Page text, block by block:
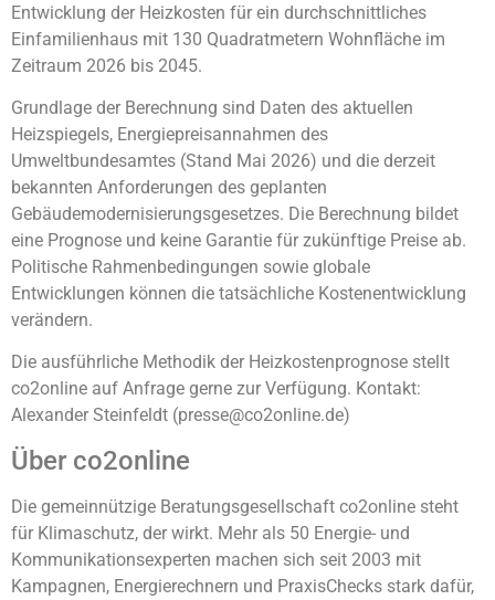
Entwicklung der Heizkosten für ein durchschnittliches
Einfamilienhaus mit 130 Quadratmetern Wohnfläche im
Zeitraum 2026 bis 2045.
Grundlage der Berechnung sind Daten des aktuellen
Heizspiegels, Energiepreisannahmen des
Umweltbundesamtes (Stand Mai 2026) und die derzeit
bekannten Anforderungen des geplanten
Gebäudemodernisierungsgesetzes. Die Berechnung bildet
eine Prognose und keine Garantie für zukünftige Preise ab.
Politische Rahmenbedingungen sowie globale
Entwicklungen können die tatsächliche Kostenentwicklung
verändern.
Die ausführliche Methodik der Heizkostenprognose stellt
co2online auf Anfrage gerne zur Verfügung. Kontakt:
Alexander Steinfeldt (presse@co2online.de)
Über co2online
Die gemeinnützige Beratungsgesellschaft co2online steht
für Klimaschutz, der wirkt. Mehr als 50 Energie- und
Kommunikationsexperten machen sich seit 2003 mit
Kampagnen, Energierechnern und PraxisChecks stark dafür,